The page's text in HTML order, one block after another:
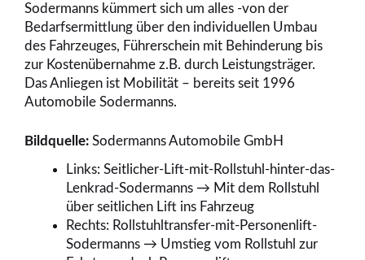
Sodermanns kümmert sich um alles -von der
Bedarfsermittlung über den individuellen Umbau
des Fahrzeuges, Führerschein mit Behinderung bis
zur Kostenübernahme z.B. durch Leistungsträger.
Das Anliegen ist Mobilität – bereits seit 1996
Automobile Sodermanns.
Bildquelle: Sodermanns Automobile GmbH
Links: Seitlicher-Lift-mit-Rollstuhl-hinter-das-
Lenkrad-Sodermanns → Mit dem Rollstuhl
über seitlichen Lift ins Fahrzeug
Rechts: Rollstuhltransfer-mit-Personenlift-
Sodermanns → Umstieg vom Rollstuhl zur